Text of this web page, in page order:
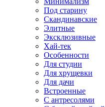
Под старину
Скандинавские
Элитные
Эксклюзивные
Хай-тек
Особенности
Для студии
Для хрущевки
Для дачи
Встроенные
С антресолями